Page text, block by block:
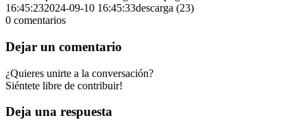
16:45:232024-09-10 16:45:33descarga (23)
0 comentarios
Dejar un comentario
¿Quieres unirte a la conversación?
Siéntete libre de contribuir!
Deja una respuesta